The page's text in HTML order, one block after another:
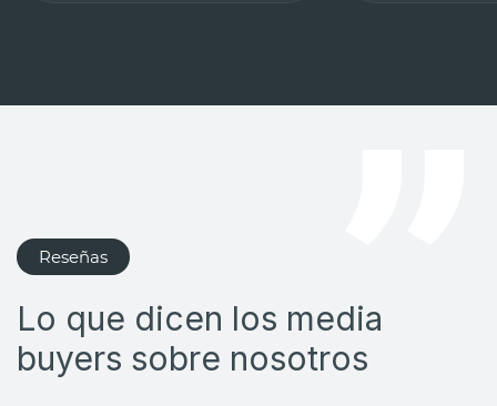
Reseñas
Lo que dicen los media
buyers sobre nosotros